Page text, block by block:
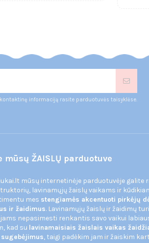
informaciją rasite parduotuvės taisyklėse.
mūsų ŽAISLŲ parduotuve
mūsų internetinėje parduotuvėje galite
lavinamųjų žaislų vaikams ir
mes stengiamės akcentuoti pirkėjų
ir žaidimus. Lavinamųjų žaislų ir žaidimų
nepasimesti renkantis savo vaikui
kad su lavinamaisiais žaislais vaikas
sugebėjimus, taigi padėkim jam ir žaiskim